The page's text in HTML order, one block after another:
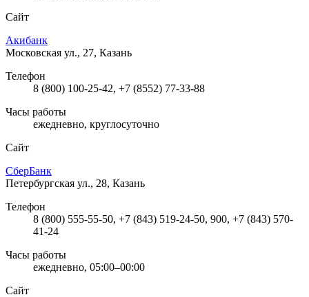
Сайт
Акибанк
Московская ул., 27, Казань
Телефон
8 (800) 100-25-42, +7 (8552) 77-33-88
Часы работы
ежедневно, круглосуточно
Сайт
СберБанк
Петербургская ул., 28, Казань
Телефон
8 (800) 555-55-50, +7 (843) 519-24-50, 900, +7 (843) 570-
41-24
Часы работы
ежедневно, 05:00–00:00
Сайт